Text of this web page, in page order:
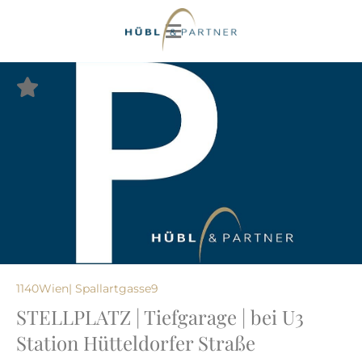
1140Wien| Spallartgasse9
STELLPLATZ | Tiefgarage | bei U3
Station Hütteldorfer Straße